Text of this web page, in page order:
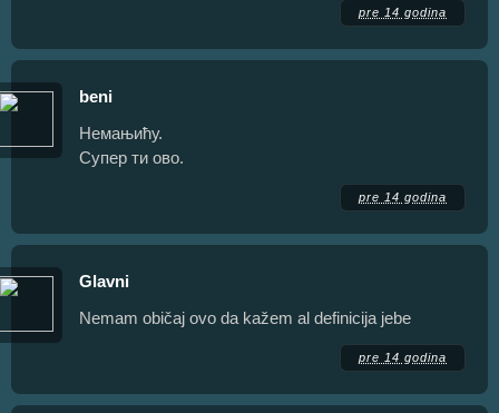
pre 14 godina
beni
Немањићу.
Супер ти ово.
pre 14 godina
Glavni
Nemam običaj ovo da kažem al definicija jebe
pre 14 godina